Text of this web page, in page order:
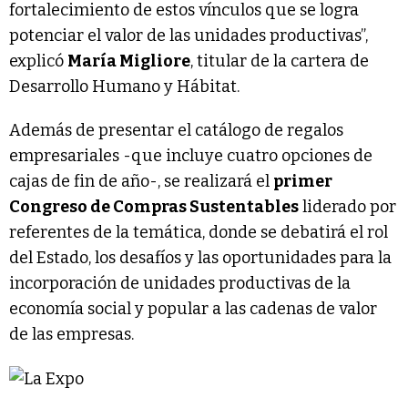
fortalecimiento de estos vínculos que se logra
potenciar el valor de las unidades productivas”,
explicó María Migliore, titular de la cartera de
Desarrollo Humano y Hábitat.
Además de presentar el catálogo de regalos
empresariales -que incluye cuatro opciones de
cajas de fin de año-, se realizará el primer
Congreso de Compras Sustentablesliderado por
referentes de la temática, donde se debatirá el rol
del Estado, los desafíos y las oportunidades para la
incorporación de unidades productivas de la
economía social y popular a las cadenas de valor
de las empresas.